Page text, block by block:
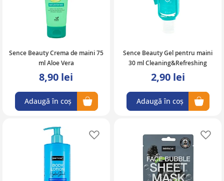
Sence Beauty Crema de maini 75
ml Aloe Vera
8,90 lei
Adaugă în coș
Sence Beauty Gel pentru maini
30 ml Cleaning&Refreshing
2,90 lei
Adaugă în coș
Adaugă în lista de favorite